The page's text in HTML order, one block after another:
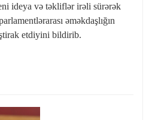
ideya və təkliflər irəli sürərək
əməkdaşlığın
etdiyini bildirib.